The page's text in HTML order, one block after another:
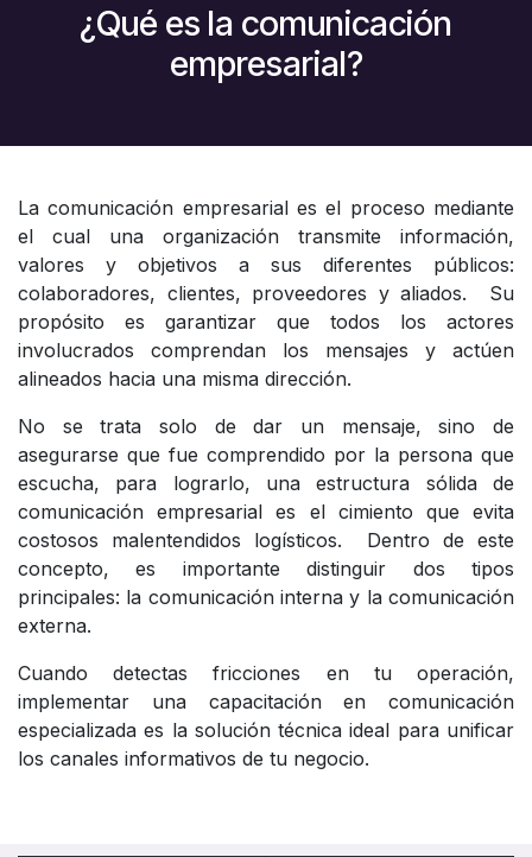
¿Qué es la comunicación
empresarial?
La comunicación empresarial es el proceso mediante
el cual una organización transmite información,
valores y objetivos a sus diferentes públicos:
colaboradores, clientes, proveedores y aliados. Su
propósito es garantizar que todos los actores
involucrados comprendan los mensajes y actúen
alineados hacia una misma dirección.
No se trata solo de dar un mensaje, sino de
asegurarse que fue comprendido por la persona que
escucha, para lograrlo, una estructura sólida de
comunicación empresarial es el cimiento que evita
costosos malentendidos logísticos. Dentro de este
concepto, es importante distinguir dos tipos
principales: la comunicación interna y la comunicación
externa.
Cuando detectas fricciones en tu operación,
implementar una capacitación en comunicación
especializada es la solución técnica ideal para unificar
los canales informativos de tu negocio.